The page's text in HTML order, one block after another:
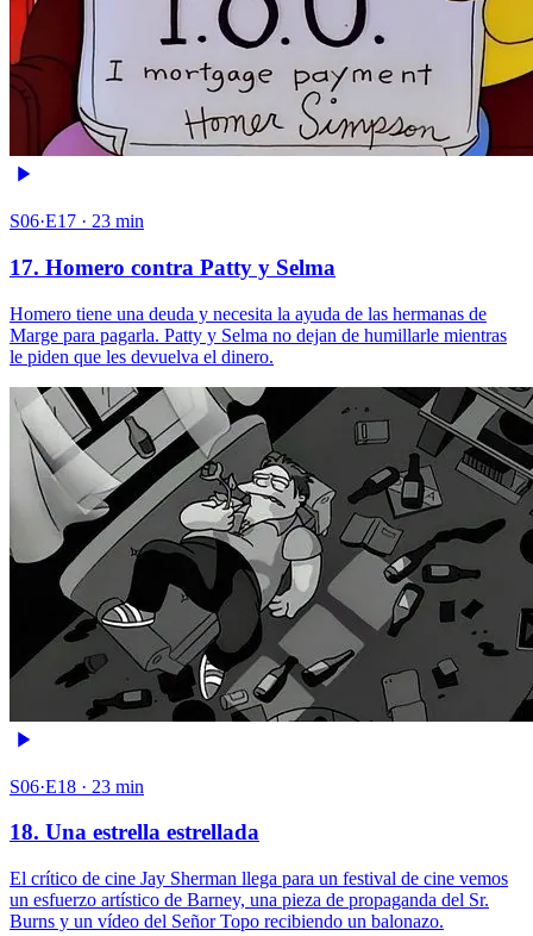
S06·E17 · 23 min
17. Homero contra Patty y Selma
Homero tiene una deuda y necesita la ayuda de las hermanas de
Marge para pagarla. Patty y Selma no dejan de humillarle mientras
le piden que les devuelva el dinero.
S06·E18 · 23 min
18. Una estrella estrellada
El crítico de cine Jay Sherman llega para un festival de cine vemos
un esfuerzo artístico de Barney, una pieza de propaganda del Sr.
Burns y un vídeo del Señor Topo recibiendo un balonazo.